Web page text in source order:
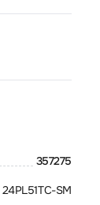
357275
24PL51TC-SM